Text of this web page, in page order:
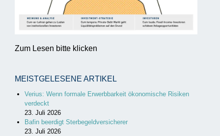
Zum Lesen bitte klicken
MEISTGELESENE ARTIKEL
Verius: Wenn formale Erwerbbarkeit ökonomische Risiken
verdeckt
23. Juli 2026
Bafin beerdigt Sterbegeldversicherer
23. Juli 2026